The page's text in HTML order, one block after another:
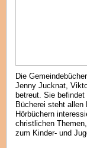
Die
Jenny Jucknat,
betreut. Sie
Bücherei steht allen
Hörbüchern
christlichen
zum Kinder- und